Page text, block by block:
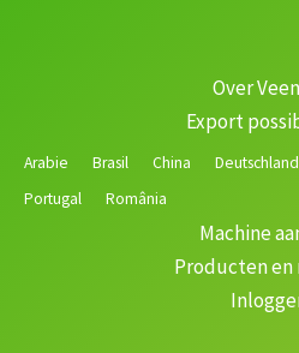
Over
Export
Arabie Brasil China Deutschland
Portugal
România
Machine
Producten en